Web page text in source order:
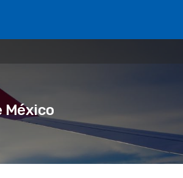
México